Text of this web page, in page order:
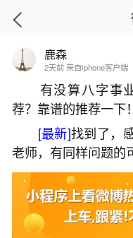
首页
离婚梦见自
2026-
鹿森
2天前 来自iphone客户端
有没算八字事业
荐？靠谱的推荐一下
[最新]找到了，
老师，有同样问题的